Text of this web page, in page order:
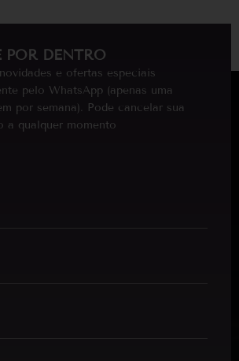
POR DENTRO
e ofertas especiais
pelo WhatsApp (apenas uma
por semana). Pode cancelar sua
a qualquer momento